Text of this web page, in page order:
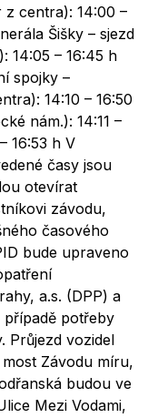
z centra): 14:00 –
Šišky – sjezd
14:05 – 16:45 h
spojky –
14:10 – 16:50
nám.): 14:11 –
16:53 h V
časy jsou
otevírat
závodu,
časového
bude upraveno
a.s. (DPP) a
potřeby
Průjezd vozidel
Závodu míru,
budou ve
Mezi Vodami,